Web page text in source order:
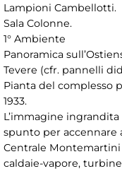
Lampioni Cambellotti.
Sala Colonne.
1° Ambiente
Panoramica
Tevere (cfr. pannelli
Pianta del complesso
1933.
L’immagine
spunto per accennare
Centrale
caldaie-vapore,